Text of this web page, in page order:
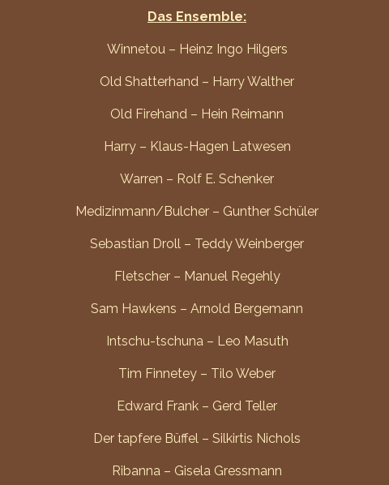
Das Ensemble:
Winnetou – Heinz Ingo Hilgers
Old Shatterhand – Harry Walther
Old Firehand – Hein Reimann
Harry – Klaus-Hagen Latwesen
Warren – Rolf E. Schenker
Medizinmann/Bulcher – Gunther Schüler
Sebastian Droll – Teddy Weinberger
Fletscher – Manuel Regehly
Sam Hawkens – Arnold Bergemann
Intschu-tschuna – Leo Masuth
Tim Finnetey – Tilo Weber
Edward Frank – Gerd Teller
Der tapfere Büffel – Silkirtis Nichols
Ribanna – Gisela Gressmann